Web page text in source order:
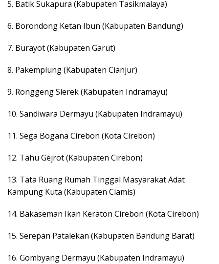
5. Batik Sukapura (Kabupaten Tasikmalaya)
6. Borondong Ketan Ibun (Kabupaten Bandung)
7. Burayot (Kabupaten Garut)
8. Pakemplung (Kabupaten Cianjur)
9. Ronggeng Slerek (Kabupaten Indramayu)
10. Sandiwara Dermayu (Kabupaten Indramayu)
11. Sega Bogana Cirebon (Kota Cirebon)
12. Tahu Gejrot (Kabupaten Cirebon)
13. Tata Ruang Rumah Tinggal Masyarakat Adat
Kampung Kuta (Kabupaten Ciamis)
14. Bakaseman Ikan Keraton Cirebon (Kota Cirebon)
15. Serepan Patalekan (Kabupaten Bandung Barat)
16. Gombyang Dermayu (Kabupaten Indramayu)